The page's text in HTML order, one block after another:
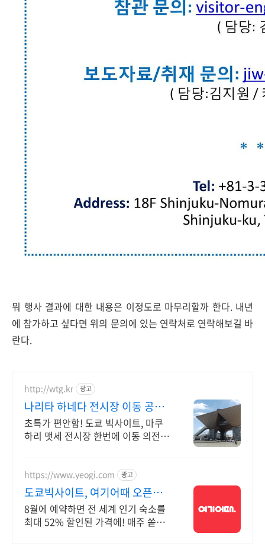
뭐 행사 결과에 대한 내용은 이정도로 마무리할까 한다. 내년
에 참가하고 싶다면 위의 문의에 있는 연락처로 연락해보길 바
란다.
http://wtg.kr 광고
나리타 하네다 전시장 이동 공항
에서 전시장 바로 이동!
초특가 편안함! 도쿄 빅사이트, 마쿠
하리 맷세 전시장 한번에 이동 의전
이동!
https://www.yeogi.com 광고
도쿄빅사이트, 여기어때 오픈런
숙소 최대 81% 할인
8월에 예약하면 전 세계 인기 숙소를
최대 52% 할인된 가격에! 매주 쏟아